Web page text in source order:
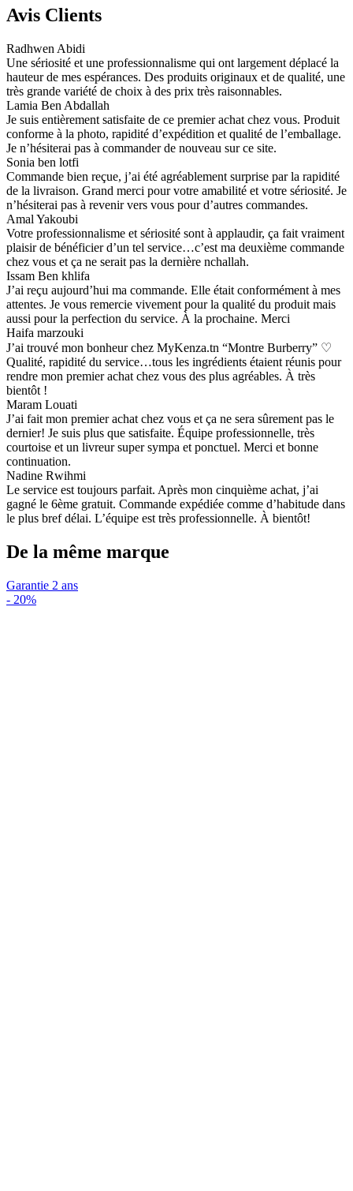
Avis Clients
Radhwen Abidi
Une sériosité et une professionnalisme qui ont largement déplacé la
hauteur de mes espérances. Des produits originaux et de qualité, une
très grande variété de choix à des prix très raisonnables.
Lamia Ben Abdallah
Je suis entièrement satisfaite de ce premier achat chez vous. Produit
conforme à la photo, rapidité d’expédition et qualité de l’emballage.
Je n’hésiterai pas à commander de nouveau sur ce site.
Sonia ben lotfi
Commande bien reçue, j’ai été agréablement surprise par la rapidité
de la livraison. Grand merci pour votre amabilité et votre sériosité. Je
n’hésiterai pas à revenir vers vous pour d’autres commandes.
Amal Yakoubi
Votre professionnalisme et sériosité sont à applaudir, ça fait vraiment
plaisir de bénéficier d’un tel service…c’est ma deuxième commande
chez vous et ça ne serait pas la dernière nchallah.
Issam Ben khlifa
J’ai reçu aujourd’hui ma commande. Elle était conformément à mes
attentes. Je vous remercie vivement pour la qualité du produit mais
aussi pour la perfection du service. À la prochaine. Merci
Haifa marzouki
J’ai trouvé mon bonheur chez MyKenza.tn “Montre Burberry” ♡
Qualité, rapidité du service…tous les ingrédients étaient réunis pour
rendre mon premier achat chez vous des plus agréables. À très
bientôt !
Maram Louati
J’ai fait mon premier achat chez vous et ça ne sera sûrement pas le
dernier! Je suis plus que satisfaite. Équipe professionnelle, très
courtoise et un livreur super sympa et ponctuel. Merci et bonne
continuation.
Nadine Rwihmi
Le service est toujours parfait. Après mon cinquième achat, j’ai
gagné le 6ème gratuit. Commande expédiée comme d’habitude dans
le plus bref délai. L’équipe est très professionnelle. À bientôt!
De la même marque
Garantie 2 ans
- 20%